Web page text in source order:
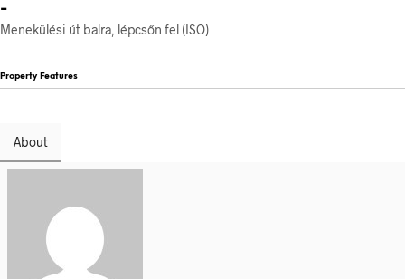
-
Menekülési út balra, lépcsőn fel (ISO)
Property Features
About